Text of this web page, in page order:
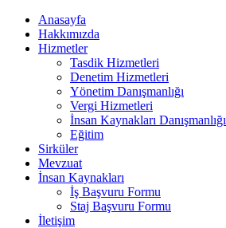
Anasayfa
Hakkımızda
Hizmetler
Tasdik Hizmetleri
Denetim Hizmetleri
Yönetim Danışmanlığı
Vergi Hizmetleri
İnsan Kaynakları Danışmanlığı
Eğitim
Sirküler
Mevzuat
İnsan Kaynakları
İş Başvuru Formu
Staj Başvuru Formu
İletişim